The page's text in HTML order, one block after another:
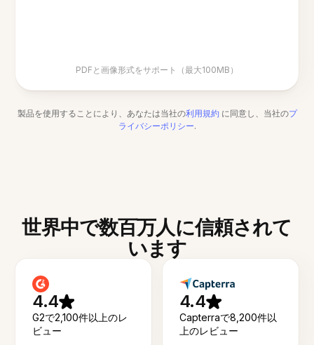
PDFと画像形式をサポート（最大100MB）
製品を使用することにより、あなたは当社の利用規約 に同意し、当社のプ
ライバシーポリシー.
世界中で数百万人に信頼されて
います
4.4
G2で2,100件以上のレ
ビュー
4.4
Capterraで8,200件以
上のレビュー